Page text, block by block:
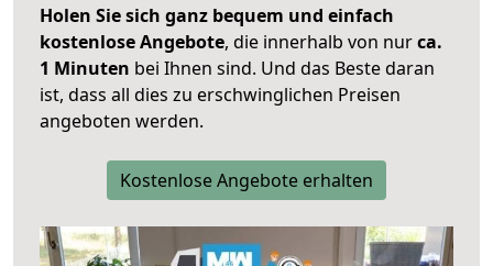
Holen Sie sich ganz bequem und einfach
kostenlose Angebote, die innerhalb von nurca.
1 Minuten bei Ihnen sind. Und das Beste daran
ist, dass all dies zu erschwinglichen Preisen
angeboten werden.
Kostenlose Angebote erhalten